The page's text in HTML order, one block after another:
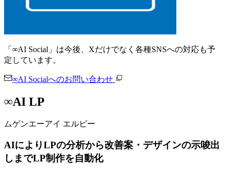
「∞AI Social」は今後、Xだけでなく各種SNSへの対応も予
定しています。
∞AI Socialへのお問い合わせ
∞AI LP
ムゲンエーアイ エルピー
AIによりLPの分析から改善案・デザインの示唆出
しまでLP制作を自動化